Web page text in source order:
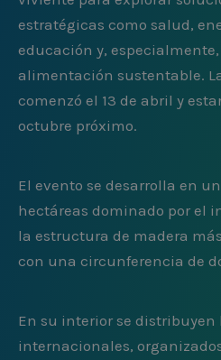
estratégicas como salud,
educación y,
alimentación sustentable.
comenzó el 13 de abril y
octubre próximo.
El evento se desarrolla en
hectáreas dominado por el
la estructura de madera
con una circunferencia de
En su interior se distribuyen
internacionales,